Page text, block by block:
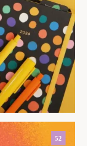
52